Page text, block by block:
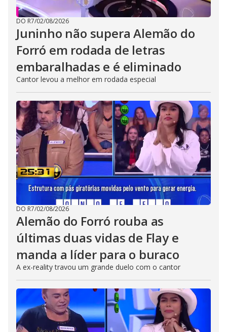
DO R7/02/08/2026
Juninho não supera Alemão do
Forró em rodada de letras
embaralhadas e é eliminado
Cantor levou a melhor em rodada especial
DO R7/02/08/2026
Alemão do Forró rouba as
últimas duas vidas de Flay e
manda a líder para o buraco
A ex-reality travou um grande duelo com o cantor